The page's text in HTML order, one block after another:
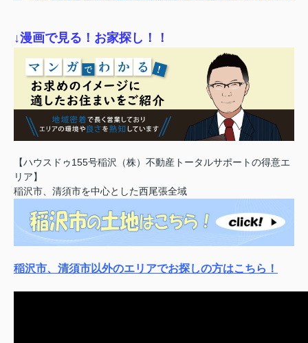
↓漫画で見る！お家探し！！
【ハウスドゥ155号稲沢（株）不動産トータルサポートの得意エ
リア】
稲沢市、清須市を中心とした西尾張全域
稲沢市、清須市以外のエリアでお探しの方はこちら！